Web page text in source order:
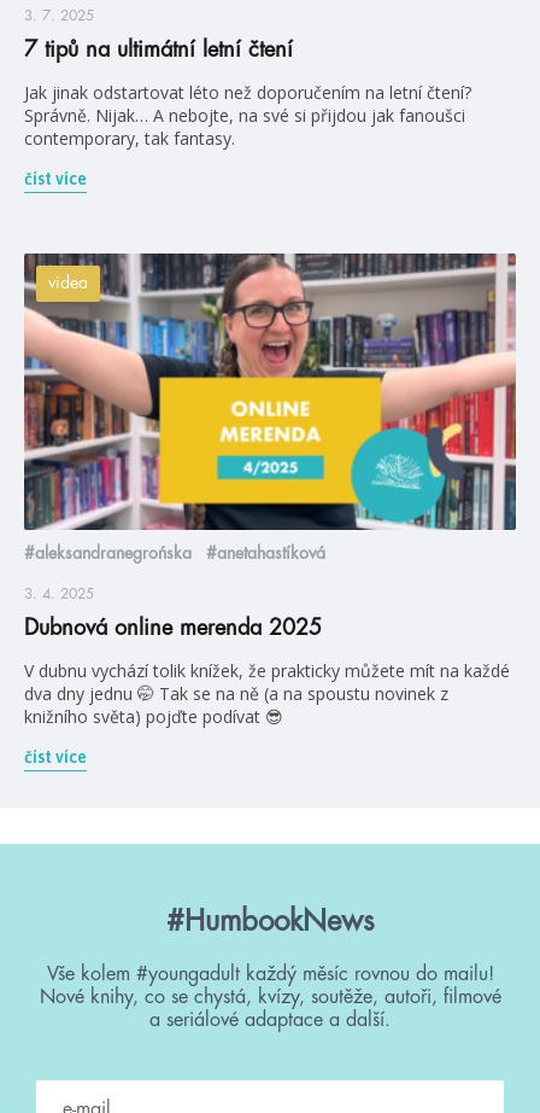
3. 7. 2025
7 tipů na ultimátní letní čtení
Jak jinak odstartovat léto než doporučením na letní čtení?
Správně. Nijak… A nebojte, na své si přijdou jak fanoušci
contemporary, tak fantasy.
číst více
videa
#aleksandranegrońska #anetahastíková
3. 4. 2025
Dubnová online merenda 2025
V dubnu vychází tolik knížek, že prakticky můžete mít na každé
dva dny jednu 🤭 Tak se na ně (a na spoustu novinek z
knižního světa) pojďte podívat 😎
číst více
#HumbookNews
Vše kolem #youngadult každý měsíc rovnou do mailu!
Nové knihy, co se chystá, kvízy, soutěže, autoři, filmové
a seriálové adaptace a další.